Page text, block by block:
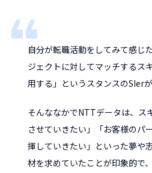
自分が転職活動をしてみて感じ
ジェクトに対してマッチするス
用する」というスタンスのSIer
そんななかでNTTデータは、ス
させていきたい」「お客様のパ
揮していきたい」といった夢や
材を求めていたことが印象的で